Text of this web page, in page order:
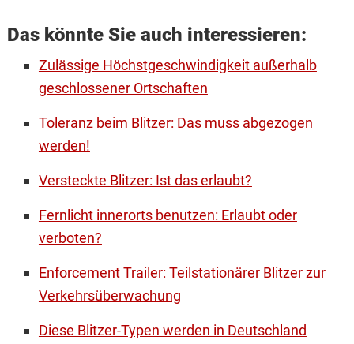
Das könnte Sie auch interessieren:
Zulässige Höchstgeschwindigkeit außerhalb
geschlossener Ortschaften
Toleranz beim Blitzer: Das muss abgezogen
werden!
Versteckte Blitzer: Ist das erlaubt?
Fernlicht innerorts benutzen: Erlaubt oder
verboten?
Enforcement Trailer: Teilstationärer Blitzer zur
Verkehrsüberwachung
Diese Blitzer-Typen werden in Deutschland